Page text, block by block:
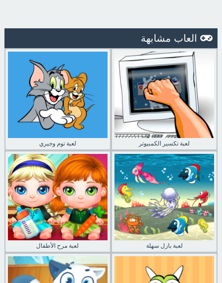
العاب مشابهة
لعبة توم وجيري لعبة تكسير الكمبيوتر
لعبة مرح الأطفال لعبة بازل سهلة